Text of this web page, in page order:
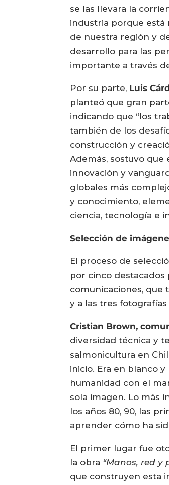
se las llevara la
industria porque
de nuestra región y
desarrollo para las
importante a través
Por su parte, Luis
planteó que gran
indicando que “los
también de los
construcción y
Además, sostuvo
innovación y
globales más
y conocimiento,
ciencia, tecnología e
Selección de
El proceso de
por cinco destacados
comunicaciones, que
y a las tres
Cristian Brown,
diversidad técnica y
salmonicultura en
inicio. Era en blanco
humanidad con el
sola imagen. Lo más
los años 80, 90, las
aprender cómo ha
El primer lugar fue
la obra “Manos, red y
que construyen esta